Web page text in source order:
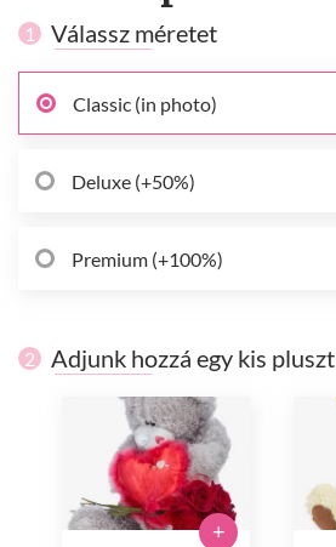
1 Válassz méretet
Classic (in photo)
Deluxe (+50%)
Premium (+100%)
2 Adjunk hozzá egy kis pluszt
+